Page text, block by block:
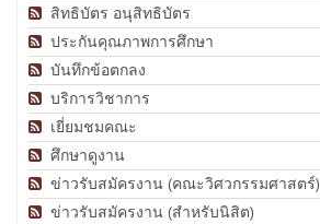
สิทธิบัตร อนุสิทธิบัตร
ประกันคุณภาพการศึกษา
บันทึกข้อตกลง
บริการวิชาการ
เยี่ยมชมคณะ
ศึกษาดูงาน
ข่าวรับสมัครงาน (คณะวิศวกรรมศาสตร์)
ข่าวรับสมัครงาน (สำหรับนิสิต)